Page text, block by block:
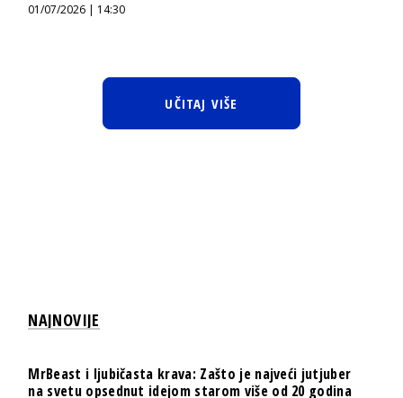
01/07/2026 | 14:30
UČITAJ VIŠE
NAJNOVIJE
MrBeast i ljubičasta krava: Zašto je najveći jutjuber
na svetu opsednut idejom starom više od 20 godina